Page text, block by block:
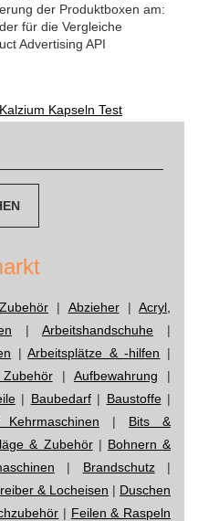
der Produktboxen am:
für die Vergleiche
Advertising API
Kalzium Kapseln Test
| Abzieher| Acryl,
| Arbeitshandschuhe |
|Arbeitsplätze & -hilfen |
| Aufbewahrung |
| Baubedarf| Baustoffe|
| Bits &
& Zubehör| Bohnern &
| Brandschutz|
& Locheisen | Duschen
| Feilen & Raspeln